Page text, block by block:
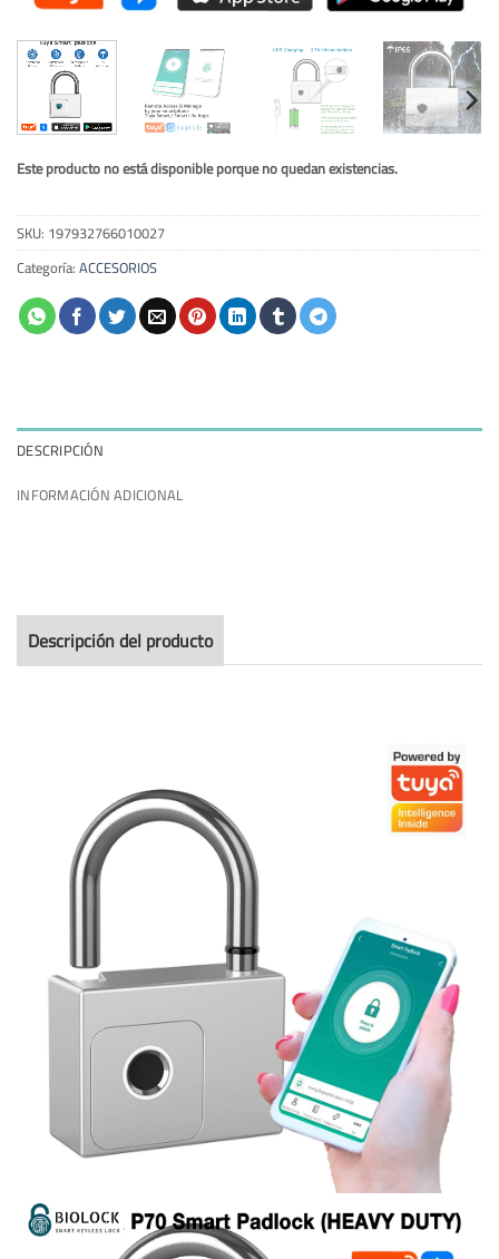
Este producto no está disponible porque no quedan existencias.
SKU: 197932766010027
Categoría:ACCESORIOS
DESCRIPCIÓN
INFORMACIÓN ADICIONAL
Descripción del producto